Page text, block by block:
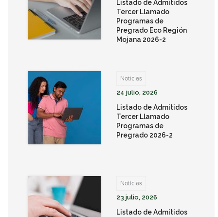
Listado de Admitidos
Tercer Llamado
Programas de
Pregrado Eco Región
Mojana 2026-2
Noticias
24 julio, 2026
Listado de Admitidos
Tercer Llamado
Programas de
Pregrado 2026-2
Noticias
23 julio, 2026
Listado de Admitidos